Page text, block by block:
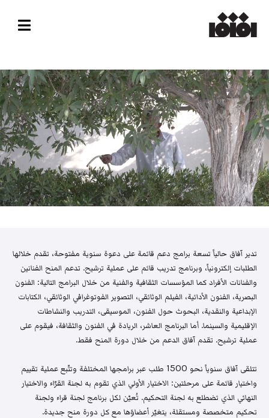
تدير آفاق حالياً تسعة برامج دعم قائمة على دعوة سنوية مفتوحة، تقدم خلالها
الطلبات إلكترونياً، وبرنامج تدريب قائم على عملية ترشيح. تدعم المنح الفنانين
والفنانات الأفراد كما المؤسسات الثقافية والفنية من خلال البرامج التالية: الفنون
البصرية، الفنون الأدائية، الفيلم الوثائقي، التصوير الفوتوغرافي الوثائقي، الكتابات
الإبداعية والنقدية، البحوث حول الفنون، الموسيقى، التدريب والنشاطات
الإقليمية والسينما. أما البرنامج العاشر، الريادة في الفنون والثقافة، فيقوم على
عملية ترشيح. تقدم آفاق الدعم من خلال دورة المنح فقط.
تتلقى آفاق سنوياً نحو 1500 طلب عبر برامجها المختلفة وتتّبع عملية تقييم
واختيار قائمة على مرحلتين: الاختيار الأولي الذي تقوم به لجنة القرّاء والاختيار
النهائي الذي تضطلع به لجنة التحكيم. تُعيّن لكل برنامج لجنة قراء ولجنة
تحكيم متخصصة ومستقلة، يتغيّر أعضاؤها مع كل دورة منح جديدة.